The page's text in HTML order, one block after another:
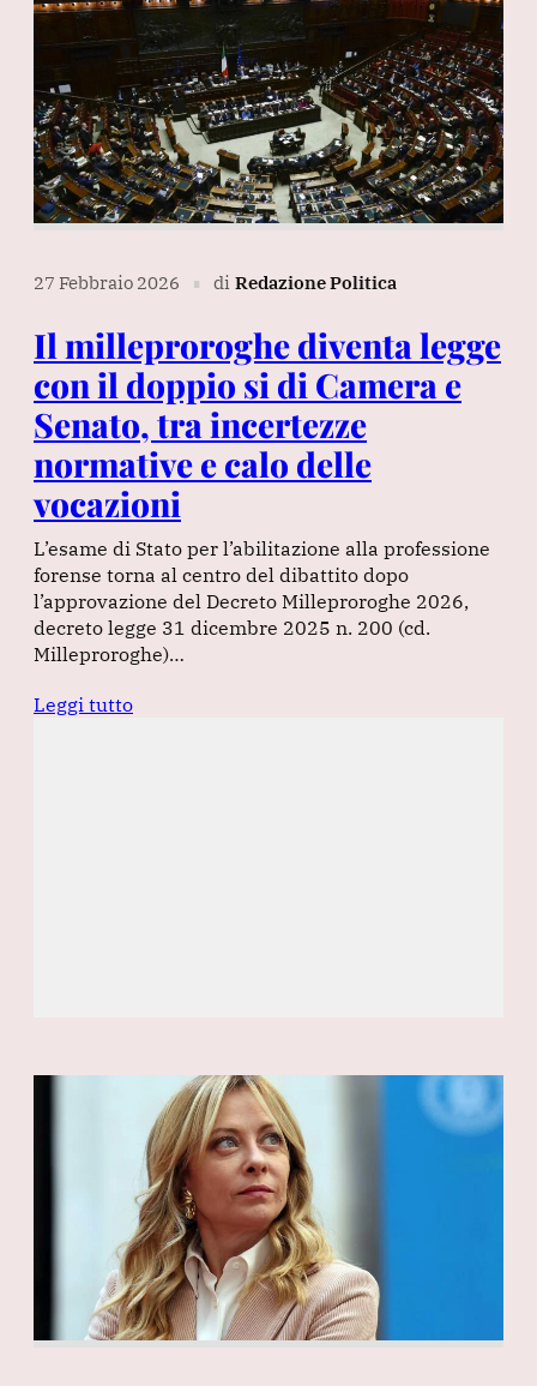
27 Febbraio 2026 ∎ di Redazione Politica
Il milleproroghe diventa legge
con il doppio si di Camera e
Senato, tra incertezze
normative e calo delle
vocazioni
L’esame di Stato per l’abilitazione alla professione
forense torna al centro del dibattito dopo
l’approvazione del Decreto Milleproroghe 2026,
decreto legge 31 dicembre 2025 n. 200 (cd.
Milleproroghe)…
Leggi tutto